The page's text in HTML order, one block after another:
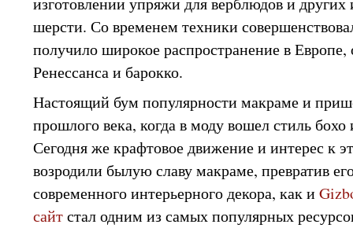
шерсти. Со временем техники
получило широкое распространение в Европе,
Ренессанса и барокко.
Настоящий бум популярности макраме и
прошлого века, когда в моду вошел стиль
Сегодня же крафтовое движение и интерес к
возродили былую славу макраме, превратив
современного интерьерного декора, как и
сайтстал одним из самых популярных